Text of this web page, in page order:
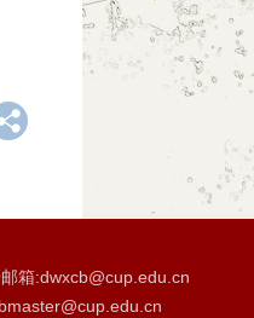
箱:dwxcb@cup.edu.cn